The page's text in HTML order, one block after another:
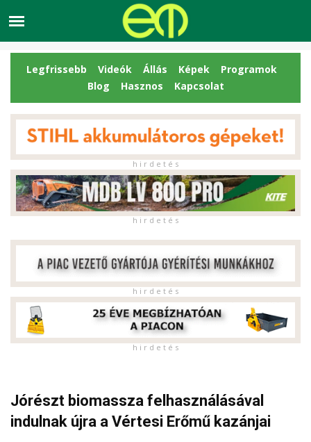
Legfrissebb Videók Állás Képek
Programok
Blog
Hasznos Kapcsolat
h i r d e t é s
h i r d e t é s
h i r d e t é s
h i r d e t é s
Jórészt biomassza felhasználásával
indulnak újra a Vértesi Erőmű kazánjai